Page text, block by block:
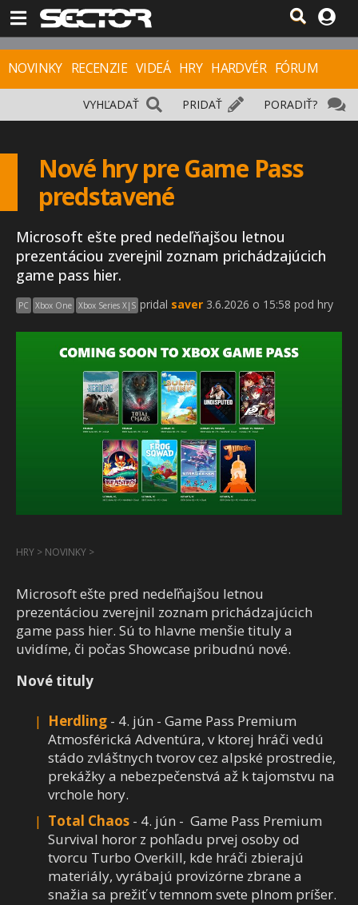
NOVINKY RECENZIE VIDEÁ HRY HARDVÉR FÓRUM
PORADIŤ?
PRIDAŤ
VYHĽADAŤ
Nové hry pre Game Pass
predstavené
Microsoft ešte pred nedeľňajšou letnou
prezentáciou zverejnil zoznam prichádzajúcich
game pass hier.
PC Xbox One Xbox Series X|S pridal saver 3.6.2026 o 15:58 pod hry
HRY > NOVINKY >
Microsoft ešte pred nedeľňajšou letnou
prezentáciou zverejnil zoznam prichádzajúcich
game pass hier. Sú to hlavne menšie tituly a
uvidíme, či počas Showcase pribudnú nové.
Nové tituly
Herdling - 4. jún - Game Pass Premium
Atmosférická Adventúra, v ktorej hráči vedú
stádo zvláštnych tvorov cez alpské prostredie,
prekážky a nebezpečenstvá až k tajomstvu na
vrchole hory.
Total Chaos - 4. jún - Game Pass Premium
Survival horor z pohľadu prvej osoby od
tvorcu Turbo Overkill, kde hráči zbierajú
materiály, vyrábajú provizórne zbrane a
snažia sa prežiť v temnom svete plnom príšer.